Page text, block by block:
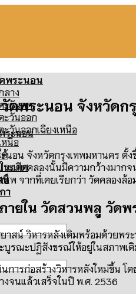
พระนอน
ลาง
ะวันตก
ะวันออก
ะวันออกเฉียงเหนือ
หนือ
ต้
ระเทศ
น์
า
ดพระนอน จังหวัดก
นอน จังหวัดกรุงเทพมหานคร ตั้
ในอดีตคลองนั้นมีความกว้างมา
พ จากที่เคยเรียกว่า วัดคลองล้
ายใน วัดสวนพลู วัด
าสน์ วิหารหลังเดิมพร้อมด้วยพร
บูรณะปฏิสังขรณ์ให้อยู่ในสภาพเดิ
นการก่อสร้างวิหารหลังใหม่ขึ้น
งจนแล้วเสร็จในปี พ.ศ. 2536